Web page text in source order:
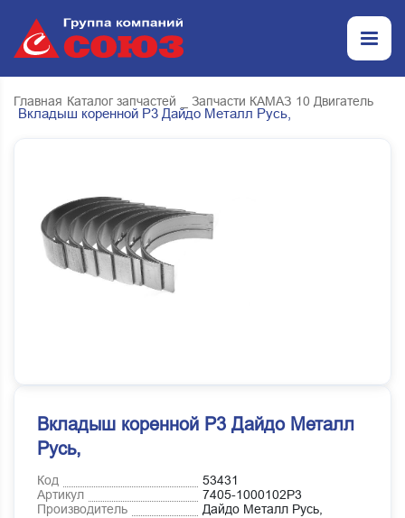
Главная Каталог запчастей _ Запчасти КАМАЗ 10 Двигатель
Вкладыш коренной Р3 Дайдо Металл Русь,
Вкладыш коренной Р3 Дайдо Металл
Русь,
Код
53431
Артикул
7405-1000102Р3
Производитель
Дайдо Металл Русь,